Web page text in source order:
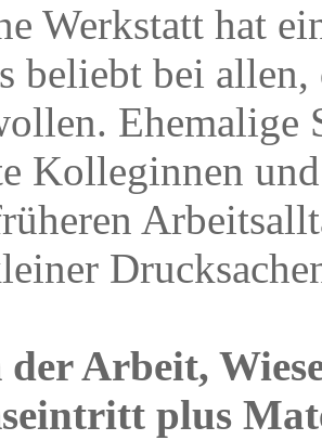
Werkstatt hat
beliebt bei
Ehemalige
Kolleginnen
Arbeit,
plus